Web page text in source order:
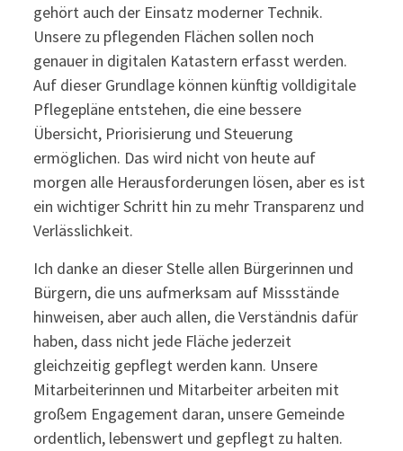
gehört auch der Einsatz moderner Technik.
Unsere zu pflegenden Flächen sollen noch
genauer in digitalen Katastern erfasst werden.
Auf dieser Grundlage können künftig volldigitale
Pflegepläne entstehen, die eine bessere
Übersicht, Priorisierung und Steuerung
ermöglichen. Das wird nicht von heute auf
morgen alle Herausforderungen lösen, aber es ist
ein wichtiger Schritt hin zu mehr Transparenz und
Verlässlichkeit.
Ich danke an dieser Stelle allen Bürgerinnen und
Bürgern, die uns aufmerksam auf Missstände
hinweisen, aber auch allen, die Verständnis dafür
haben, dass nicht jede Fläche jederzeit
gleichzeitig gepflegt werden kann. Unsere
Mitarbeiterinnen und Mitarbeiter arbeiten mit
großem Engagement daran, unsere Gemeinde
ordentlich, lebenswert und gepflegt zu halten.